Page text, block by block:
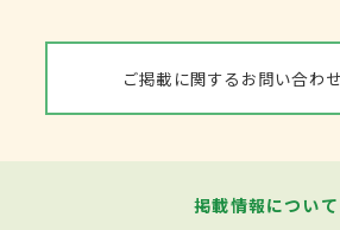
ご掲載に関するお問い合わ
掲載情報について